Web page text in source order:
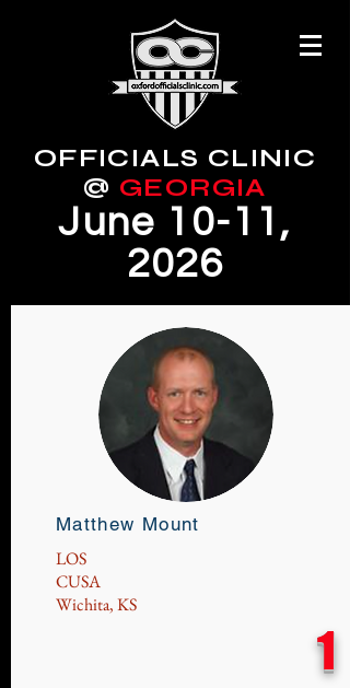
OFFICIALS CLINIC
@ GEORGIA
June 10-11 ,
2026
Matthew Mount
LOS
CUSA
Wichita, KS
1